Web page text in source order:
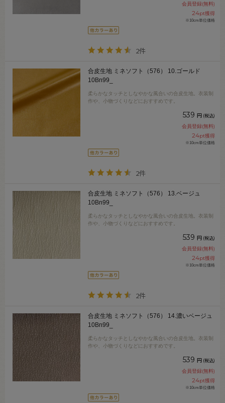
会員登録(無料)
24pt獲得
※10cm単位価格
2件
合皮生地 ミネソフト（576） 10.ゴールド
10Bn99_
柔らかなタッチとしなやかな風合いの合皮生地。衣装制
作や、小物づくりなどにおすすめです。
539 円 (税込)
会員登録(無料)
24pt獲得
※10cm単位価格
2件
合皮生地 ミネソフト（576） 13.ベージュ
10Bn99_
柔らかなタッチとしなやかな風合いの合皮生地。衣装制
作や、小物づくりなどにおすすめです。
539 円 (税込)
会員登録(無料)
24pt獲得
※10cm単位価格
2件
合皮生地 ミネソフト（576） 14.濃いベージュ
10Bn99_
柔らかなタッチとしなやかな風合いの合皮生地。衣装制
作や、小物づくりなどにおすすめです。
539 円 (税込)
会員登録(無料)
24pt獲得
※10cm単位価格